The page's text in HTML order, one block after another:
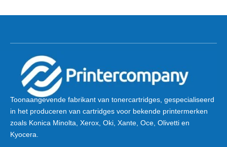
Toonaangevende fabrikant van tonercartridges, gespecialiseerd
in het produceren van cartridges voor bekende printermerken
zoals Konica Minolta, Xerox, Oki, Xante, Oce, Olivetti en
Kyocera.